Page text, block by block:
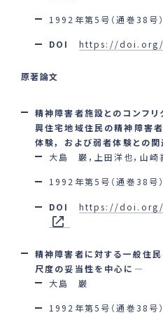
1992年第5号（通巻38号
DOI https://doi.org/
原著論文
精神障害者施設とのコンフ
興住宅地域住民の精神障害
体験， および弱者体験との関
大島 巌，上田洋也，山崎
1992年第5号（通巻38号
DOI https://doi.org/
精神障害者に対する一般住
尺度の妥当性を中心に―
大島 巌
1992年第5号（通巻38号